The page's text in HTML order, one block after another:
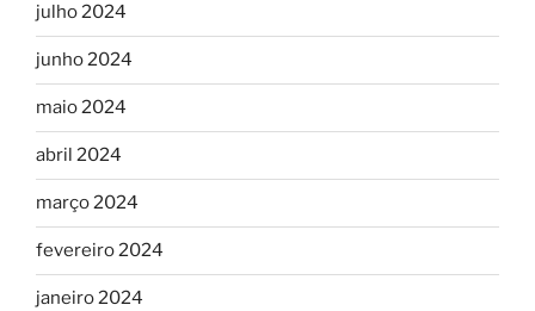
julho 2024
junho 2024
maio 2024
abril 2024
março 2024
fevereiro 2024
janeiro 2024